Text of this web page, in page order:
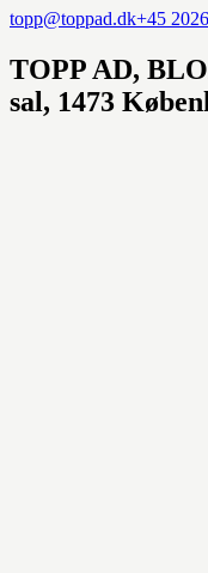
topp@toppad.dk+45
TOPP AD,
sal, 1473